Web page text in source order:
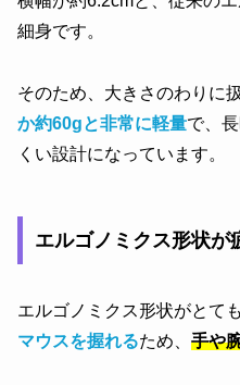
細身です。
そのため、大きさのわりに
か約60gと非常に軽量で、
くい設計になっています。
エルゴノミクス形状が
エルゴノミクス形状がとて
マウスを握れるため、 手や